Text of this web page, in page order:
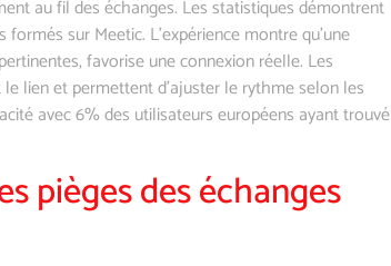
au fil des échanges. Les statistiques démontrent
sur Meetic. L’expérience montre qu’une
favorise une connexion réelle. Les
lien et permettent d’ajuster le rythme selon les
avec 6% des utilisateurs européens ayant trouvé
pièges des échanges